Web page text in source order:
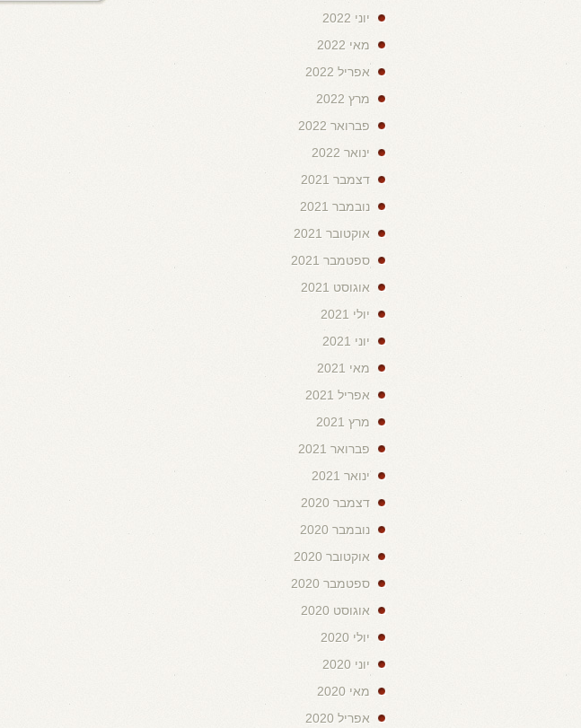
יוני 2022
מאי 2022
אפריל 2022
מרץ 2022
פברואר 2022
ינואר 2022
דצמבר 2021
נובמבר 2021
אוקטובר 2021
ספטמבר 2021
אוגוסט 2021
יולי 2021
יוני 2021
מאי 2021
אפריל 2021
מרץ 2021
פברואר 2021
ינואר 2021
דצמבר 2020
נובמבר 2020
אוקטובר 2020
ספטמבר 2020
אוגוסט 2020
יולי 2020
יוני 2020
מאי 2020
אפריל 2020